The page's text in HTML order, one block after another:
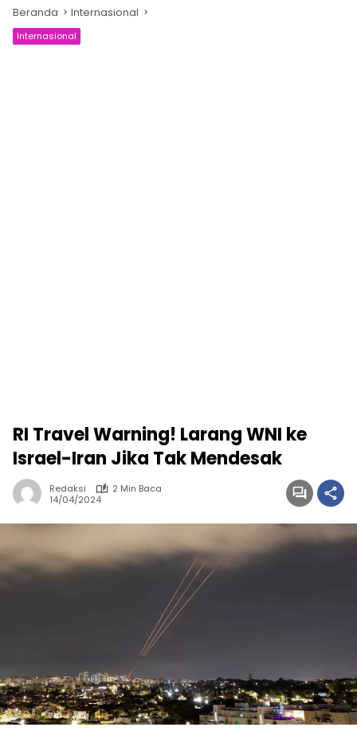
Beranda Internasional
Internasional
RI Travel Warning! Larang WNI ke
Israel-Iran Jika Tak Mendesak
Redaksi
2 Min Baca
14/04/2024